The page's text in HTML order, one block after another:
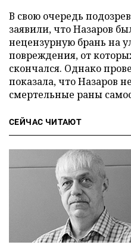
В свою очередь
заявили, что Назаров
нецензурную брань на
повреждения, от
скончался. Однако
показала, что Назаров
смертельные раны
СЕЙЧАС ЧИТАЮТ